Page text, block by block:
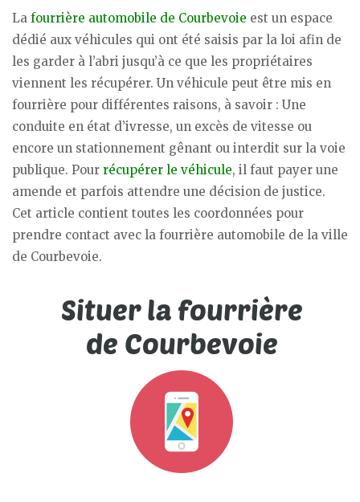
La fourrière automobile de Courbevoie est un espace
dédié aux véhicules qui ont été saisis par la loi afin de
les garder à l’abri jusqu’à ce que les propriétaires
viennent les récupérer. Un véhicule peut être mis en
fourrière pour différentes raisons, à savoir : Une
conduite en état d’ivresse, un excès de vitesse ou
encore un stationnement gênant ou interdit sur la voie
publique. Pour récupérer le véhicule, il faut payer une
amende et parfois attendre une décision de justice.
Cet article contient toutes les coordonnées pour
prendre contact avec la fourrière automobile de la ville
de Courbevoie.